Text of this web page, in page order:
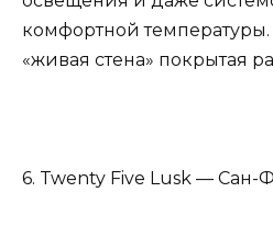
комфортной
«живая стена» покрытая
6. Twenty Five Lusk — Сан-